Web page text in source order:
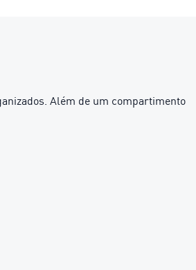
Além de um compartimento